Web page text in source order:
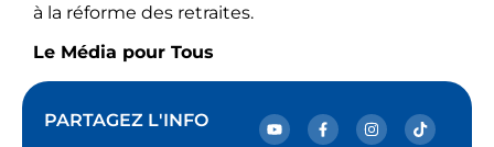
à la réforme des retraites.
Le Média pour Tous
PARTAGEZ L'INFO